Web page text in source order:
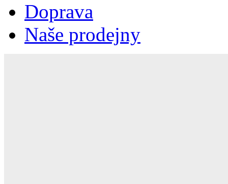
Doprava
Naše prodejny